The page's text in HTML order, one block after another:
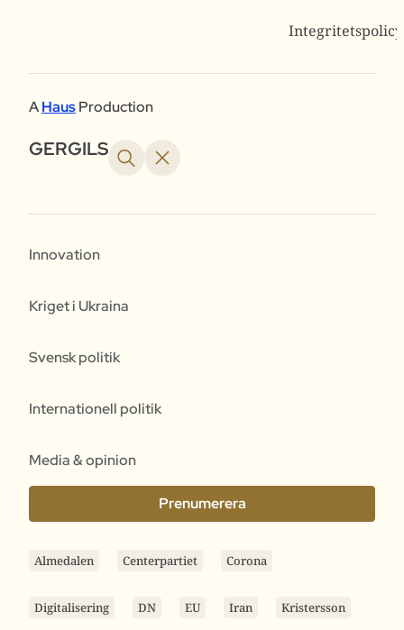
Integritetspolicy
AHausProduction
GERGILS
Innovation
Kriget i Ukraina
Svensk politik
Internationell politik
Media & opinion
Prenumerera
Almedalen Centerpartiet Corona
Digitalisering DN EU Iran Kristersson